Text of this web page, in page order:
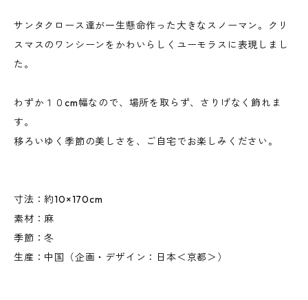
サンタクロース達が一生懸命作った大きなスノーマン。クリ
スマスのワンシーンをかわいらしくユーモラスに表現しまし
た。
わずか１０cm幅なので、場所を取らず、さりげなく飾れま
す。
移ろいゆく季節の美しさを、ご自宅でお楽しみください。
寸法：約10×170cm
素材：麻
季節：冬
生産：中国（企画・デザイン：日本＜京都＞）